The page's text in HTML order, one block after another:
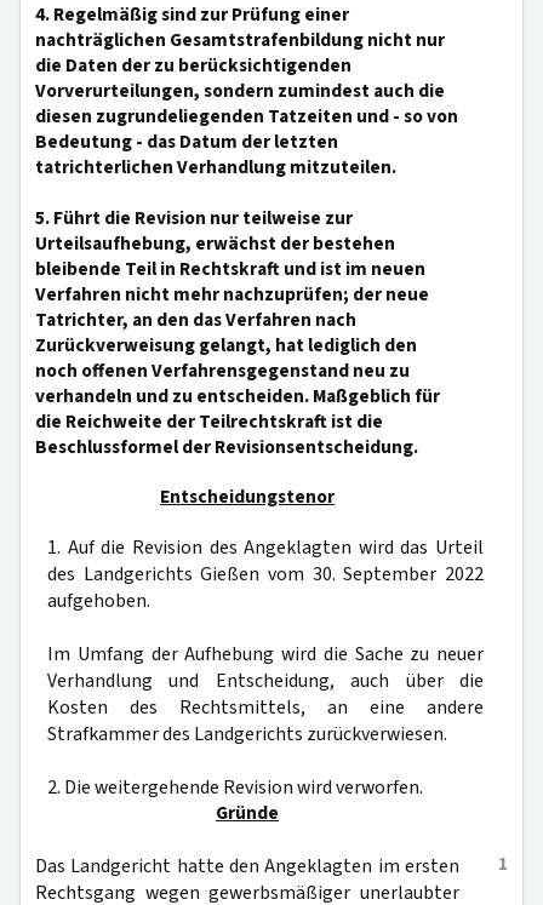
4. Regelmäßig sind zur Prüfung einer
nachträglichen Gesamtstrafenbildung nicht nur
die Daten der zu berücksichtigenden
Vorverurteilungen, sondern zumindest auch die
diesen zugrundeliegenden Tatzeiten und - so von
Bedeutung - das Datum der letzten
tatrichterlichen Verhandlung mitzuteilen.
5. Führt die Revision nur teilweise zur
Urteilsaufhebung, erwächst der bestehen
bleibende Teil in Rechtskraft und ist im neuen
Verfahren nicht mehr nachzuprüfen; der neue
Tatrichter, an den das Verfahren nach
Zurückverweisung gelangt, hat lediglich den
noch offenen Verfahrensgegenstand neu zu
verhandeln und zu entscheiden. Maßgeblich für
die Reichweite der Teilrechtskraft ist die
Beschlussformel der Revisionsentscheidung.
Entscheidungstenor
1. Auf die Revision des Angeklagten wird das Urteil
des Landgerichts Gießen vom 30. September 2022
aufgehoben.
Im Umfang der Aufhebung wird die Sache zu neuer
Verhandlung und Entscheidung, auch über die
Kosten des Rechtsmittels, an eine andere
Strafkammer des Landgerichts zurückverwiesen.
2. Die weitergehende Revision wird verworfen.
Gründe
1
Das Landgericht hatte den Angeklagten im ersten
Rechtsgang wegen gewerbsmäßiger unerlaubter